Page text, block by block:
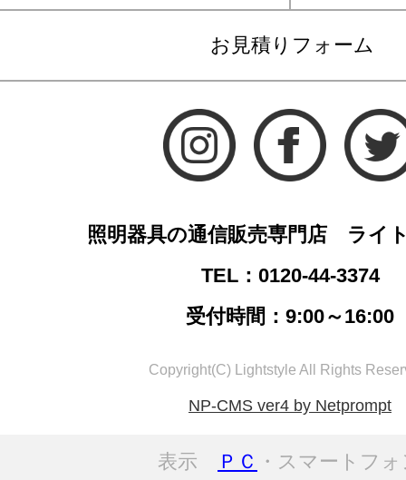
お見積りフォーム
照明器具の通信販売専門店 ライ
TEL：0120-44-3374
受付時間：9:00～16:00
Copyright(C) Lightstyle All Rights
NP-CMS ver4 by Netprompt
表示 ＰＣ ・スマートフ